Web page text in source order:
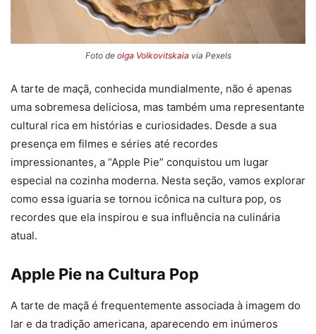
Foto de olga Volkovitskaia via Pexels
A tarte de maçã, conhecida mundialmente, não é apenas
uma sobremesa deliciosa, mas também uma representante
cultural rica em histórias e curiosidades. Desde a sua
presença em filmes e séries até recordes
impressionantes, a “Apple Pie” conquistou um lugar
especial na cozinha moderna. Nesta seção, vamos explorar
como essa iguaria se tornou icônica na cultura pop, os
recordes que ela inspirou e sua influência na culinária
atual.
Apple Pie na Cultura Pop
A tarte de maçã é frequentemente associada à imagem do
lar e da tradição americana, aparecendo em inúmeros